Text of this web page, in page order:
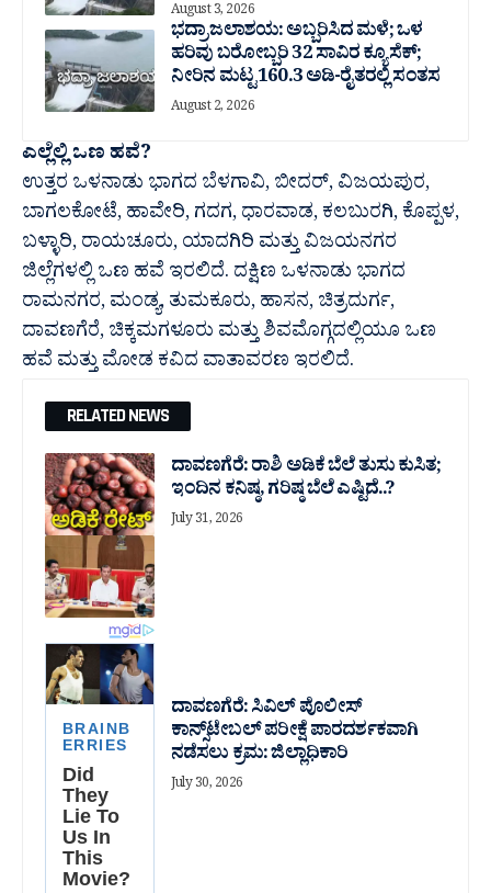
August 3, 2026
ಭದ್ರಾ ಜಲಾಶಯ: ಅಬ್ಬರಿಸಿದ ಮಳೆ; ಒಳ
ಹರಿವು ಬರೋಬ್ಬರಿ 32 ಸಾವಿರ‌ ಕ್ಯೂಸೆಕ್;
ನೀರಿನ ಮಟ್ಟ 160.3 ಅಡಿ-ರೈತರಲ್ಲಿ ಸಂತಸ
August 2, 2026
ಎಲ್ಲೆಲ್ಲಿ ಒಣ ಹವೆ?
ಉತ್ತರ ಒಳನಾಡು ಭಾಗದ ಬೆಳಗಾವಿ, ಬೀದರ್, ವಿಜಯಪುರ,
ಬಾಗಲಕೋಟೆ, ಹಾವೇರಿ, ಗದಗ, ಧಾರವಾಡ, ಕಲಬುರಗಿ, ಕೊಪ್ಪಳ,
ಬಳ್ಳಾರಿ, ರಾಯಚೂರು, ಯಾದಗಿರಿ ಮತ್ತು ವಿಜಯನಗರ
ಜಿಲ್ಲೆಗಳಲ್ಲಿ ಒಣ ಹವೆ ಇರಲಿದೆ. ದಕ್ಷಿಣ ಒಳನಾಡು ಭಾಗದ
ರಾಮನಗರ, ಮಂಡ್ಯ, ತುಮಕೂರು, ಹಾಸನ, ಚಿತ್ರದುರ್ಗ,
ದಾವಣಗೆರೆ, ಚಿಕ್ಕಮಗಳೂರು ಮತ್ತು ಶಿವಮೊಗ್ಗದಲ್ಲಿಯೂ ಒಣ
ಹವೆ ಮತ್ತು ಮೋಡ ಕವಿದ ವಾತಾವರಣ ಇರಲಿದೆ.
RELATED NEWS
ದಾವಣಗೆರೆ: ರಾಶಿ ಅಡಿಕೆ ಬೆಲೆ ತುಸು‌ ಕುಸಿತ;
ಇಂದಿನ ಕನಿಷ್ಠ, ಗರಿಷ್ಠ ಬೆಲೆ ಎಷ್ಟಿದೆ..?
July 31, 2026
ದಾವಣಗೆರೆ: ಸಿವಿಲ್ ಪೊಲೀಸ್
ಕಾನ್ಸ್‌ಟೇಬಲ್ ಪರೀಕ್ಷೆ ಪಾರದರ್ಶಕವಾಗಿ
ನಡೆಸಲು ಕ್ರಮ: ಜಿಲ್ಲಾಧಿಕಾರಿ
July 30, 2026